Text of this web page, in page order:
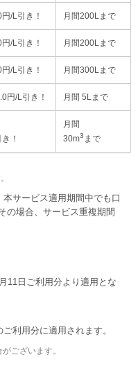
/L引き！ 月間200Lまで
/L引き！ 月間200Lまで
/L引き！ 月間300Lまで
/L引き！ 月間 5Lまで
！
月間
30m3 まで
サービス適用期間中でも口
の場合、サービス重複期間
11日ご利用分より適用とな
利用分に適用されます。
ございます。